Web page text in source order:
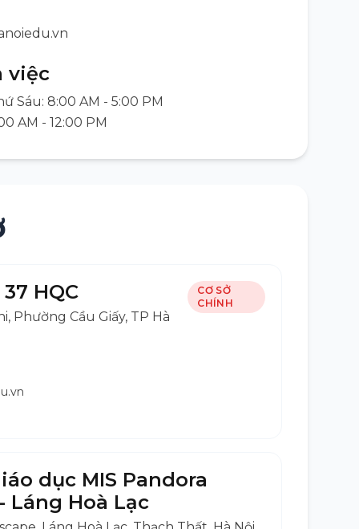
việc
Sáu: 8:00 AM - 5:00 PM
AM - 12:00 PM
HQC
Phường Cầu Giấy, TP Hà
CƠ SỞ
CHÍNH
dục MIS Pandora
Láng Hoà Lạc